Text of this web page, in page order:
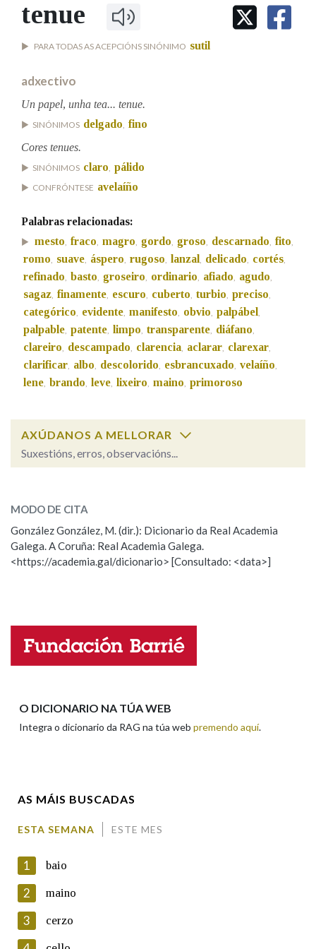
IDENTIDADE CORPORATIVA
MARCIAL DEL ADALID
CASA-MUSEO EMILIA PARDO
FIGURAS HOMENAXEADAS
HISTORIA
Facebook
TwitterYoutubeInstagram
Bluesky
BUSCAR NOS LEMAS
Comeza por
Remata por
Contén
BUSCAR NO CONTIDO
Nas definicións
Nos exemplos
Na fraseoloxía
OUTRAS OPCIÓNS DE BUSCA
Marcas gramaticais
LIMPAR BUSCA
tenue
PARA TODAS AS ACEPCIÓNS SINÓNIMO sutil
adxectivo
Un papel, unha tea... tenue.
SINÓNIMOS delgado, fino
Cores tenues.
SINÓNIMOS claro, pálido
CONFRÓNTESE avelaíño
Palabras relacionadas:
mesto, fraco, magro, gordo, groso, descarnado, fito,
romo, suave, áspero, rugoso, lanzal , delicado, cortés,
refinado, basto, groseiro, ordinario, afiado, agudo,
sagaz, finamente, escuro, cuberto, turbio, preciso,
categórico, evidente, manifesto, obvio, palpábel ,
palpable, patente, limpo, transparente, diáfano,
clareiro, descampado, clarencia, aclarar, clarexar,
clarificar, albo, descolorido, esbrancuxado, velaíño,
lene, brando, leve, lixeiro, maino, primoroso
AXÚDANOS A MELLORAR
Suxestións, erros, observacións...
ESCOLLE UNHA OPCIÓN:
Observación Hai un erro na palabra
Propoño mellorar a definición
Nome
En cumprimento da normativa vixente en materia de
Protección de Datos de Carácter Persoal, a Real Academia
MODO DE CITA
González González, M. (dir.): Dicionario da Real Academia
Galega. A Coruña: Real Academia Galega.
<https://academia.gal/dicionario> [Consultado: <data>]
O DICIONARIO NA TÚA WEB
Integra o dicionario da RAG na túa web premendo aquí.
AS MÁIS BUSCADAS
ESTA SEMANA ESTE MES
1 baio
2 maino
3 cerzo